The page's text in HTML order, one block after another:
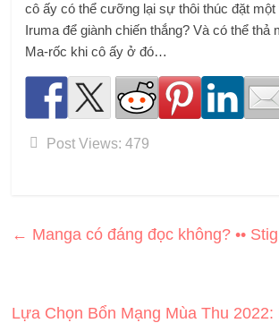
cô ấy có thể cưỡng lại sự thôi thúc đặt một
Iruma để giành chiến thắng? Và có thể thả
Ma-rốc khi cô ấy ở đó…
Post Views: 479
← Manga có đáng đọc không? •• Stig
Lựa Chọn Bổn Mạng Mùa Thu 2022: